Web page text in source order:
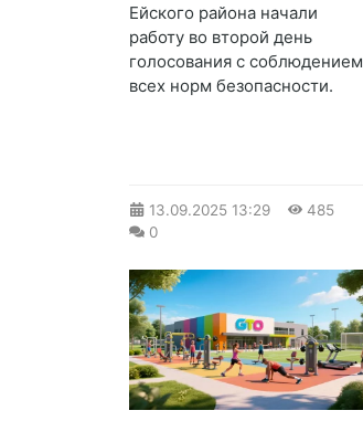
Ейского района начали
работу во второй день
голосования с соблюдением
всех норм безопасности.
13.09.2025 13:29
485
0